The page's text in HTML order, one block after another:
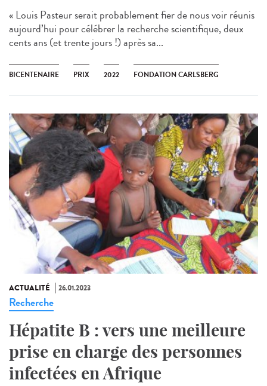
« Louis Pasteur serait probablement fier de nous voir réunis
aujourd’hui pour célébrer la recherche scientifique, deux
cents ans (et trente jours !) après sa...
BICENTENAIRE PRIX 2022 FONDATION CARLSBERG
ACTUALITÉ 26.01.2023
Recherche
Hépatite B : vers une meilleure
prise en charge des personnes
infectées en Afrique